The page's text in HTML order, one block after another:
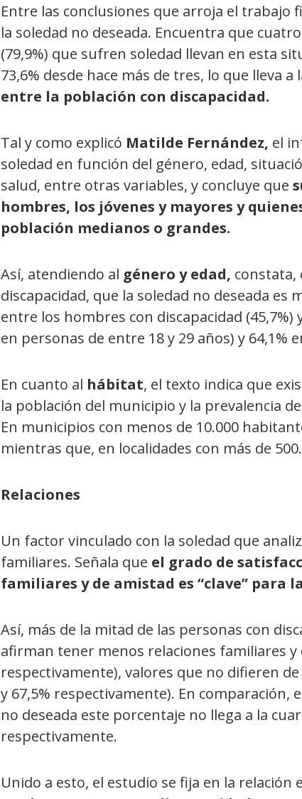
Entre las conclusiones que arroja el trabajo
la soledad no deseada. Encuentra que
(79,9%) que sufren soledad llevan en esta
73,6% desde hace más de tres, lo que lleva a
entre la población con discapacidad.
Tal y como explicó Matilde Fernández, el
soledad en función del género, edad,
salud, entre otras variables, y concluye que
hombres, los jóvenes y mayores y
población medianos o grandes.
Así, atendiendo al género y edad, constata,
discapacidad, que la soledad no deseada
entre los hombres con discapacidad
en personas de entre 18 y 29 años) y 64,1%
En cuanto al hábitat, el texto indica que
la población del municipio y la prevalencia
En municipios con menos de 10.000
mientras que, en localidades con más de
Relaciones
Un factor vinculado con la soledad que
familiares. Señala que el grado de
familiares y de amistad es “clave” para
Así, más de la mitad de las personas con
afirman tener menos relaciones familiares y
respectivamente), valores que no difieren
y 67,5% respectivamente). En
no deseada este porcentaje no llega a la
respectivamente.
Unido a esto, el estudio se fija en la